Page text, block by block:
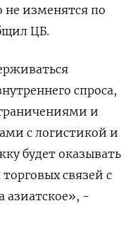
не изменятся по
ЦБ.
спроса,
и
с логистикой и
будет оказывать
связей с
азиатское», -